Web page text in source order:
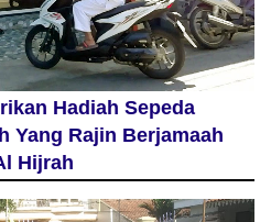
Hadiah Sepeda
Yang Rajin Berjamaah
Hijrah